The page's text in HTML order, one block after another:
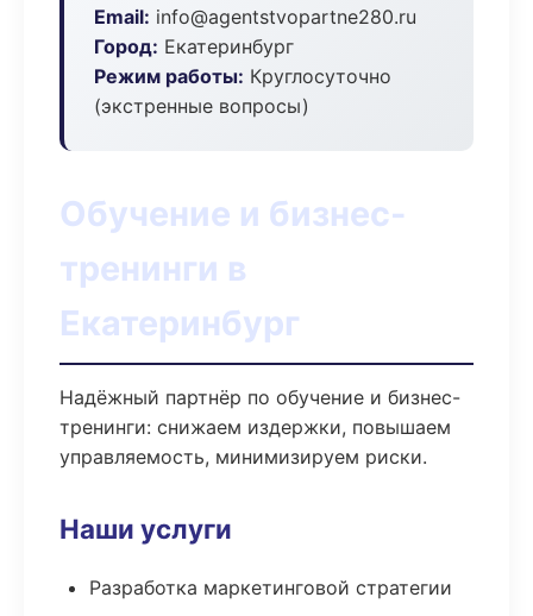
Email: info@agentstvopartne280.ru
Город: Екатеринбург
Режим работы: Круглосуточно
(экстренные вопросы)
Обучение и бизнес-
тренинги в
Екатеринбург
Надёжный партнёр по обучение и бизнес-
тренинги: снижаем издержки, повышаем
управляемость, минимизируем риски.
Наши услуги
Разработка маркетинговой стратегии